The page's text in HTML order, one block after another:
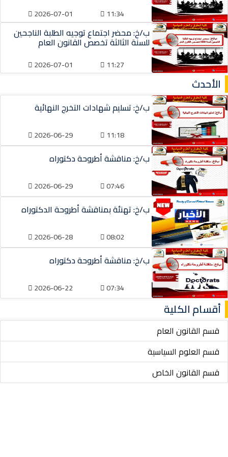
11:34
2026-07-01
ب/خ: محضر اجتماع توجيه الطلبة الناجحين
للسنة الثالثة تخصص القانون العام
11:27
2026-07-01
الأحدث
ب/خ: تسليم شهادات التخرج النهائية
11:18
2026-06-29
ب/خ: مناقشة أطروحة دكتوراه
07:46
2026-06-29
ب/خ: تهنئة بمناقشة أطروحة الدكتوراه
08:02
2026-06-28
ب/خ: مناقشة أطروحة دكتوراه
07:34
2026-06-22
أقسام الكلية
قسم القانون العام
قسم العلوم السياسية
قسم القانون الخاص